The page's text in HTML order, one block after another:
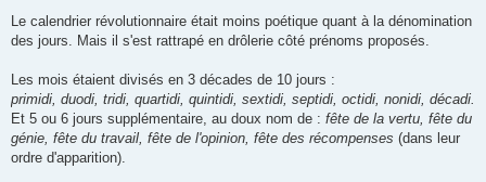
s
Le calendrier révolutionnaire était moins poétique quant à la dénomination
des jours. Mais il s'est rattrapé en drôlerie côté prénoms proposés.
Les mois étaient divisés en 3 décades de 10 jours :
primidi, duodi, tridi, quartidi, quintidi, sextidi, septidi, octidi, nonidi, décadi.
Et 5 ou 6 jours supplémentaire, au doux nom de : fête de la vertu, fête du
génie, fête du travail, fête de l'opinion, fête des récompenses (dans leur
ordre d'apparition).